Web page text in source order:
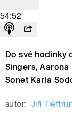
54:52
Do své hodinky
Singers, Aarona
Sonet Karla
autor: Jiří